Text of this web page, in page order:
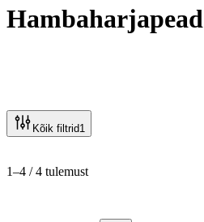
Hambaharjapead
Kõik filtrid1
1–4 / 4 tulemust